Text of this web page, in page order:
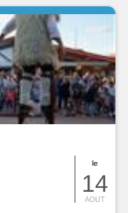
le
14
AOUT